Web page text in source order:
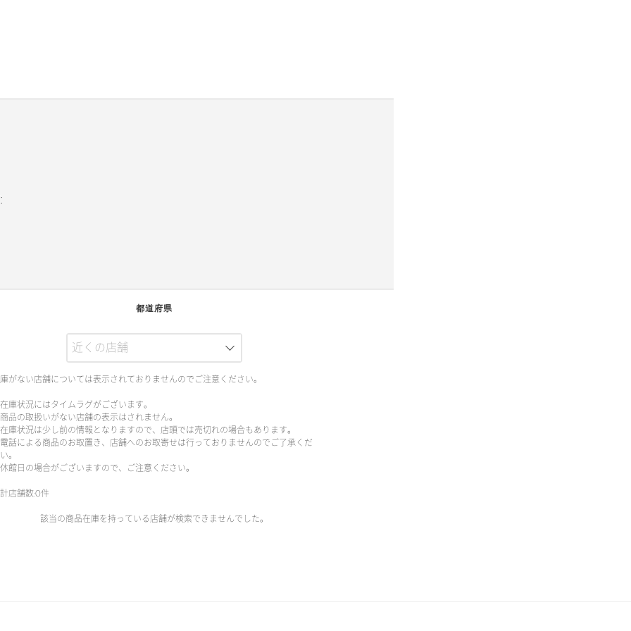
都道府県
がない店舗については表示されておりませんのでご注意ください。
庫状況にはタイムラグがございます。
品の取扱いがない店舗の表示はされません。
庫状況は少し前の情報となりますので、店頭では売切れの場合もあります。
話による商品のお取置き、店舗へのお取寄せは行っておりませんのでご了承くだ
。
館日の場合がございますので、ご注意ください。
店舗数:0件
該当の商品在庫を持っている店舗が検索できませんでした。